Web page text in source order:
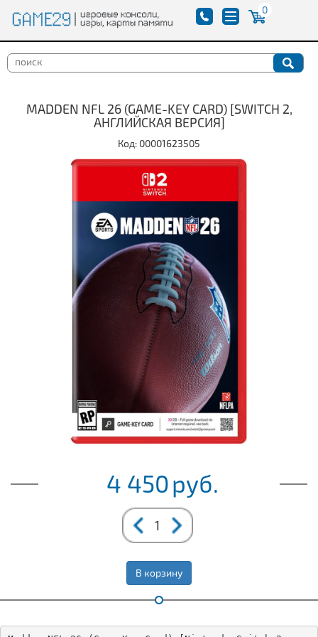
0
MADDEN NFL 26 (GAME-KEY CARD) [SWITCH 2,
АНГЛИЙСКАЯ ВЕРСИЯ]
Код: 00001623505
4 450руб.
В корзину